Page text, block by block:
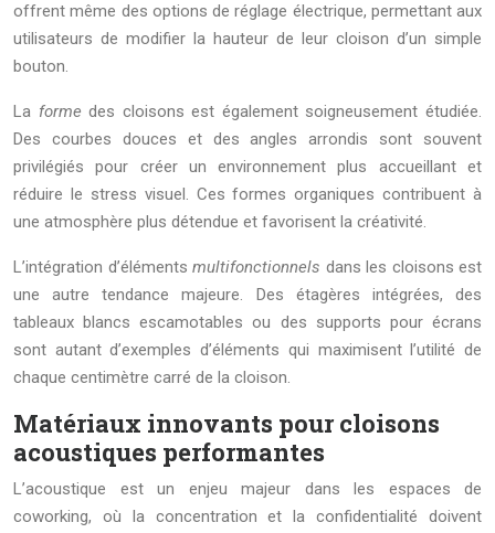
offrent même des options de réglage électrique, permettant aux
utilisateurs de modifier la hauteur de leur cloison d’un simple
bouton.
La formedes cloisons est également soigneusement étudiée.
Des courbes douces et des angles arrondis sont souvent
privilégiés pour créer un environnement plus accueillant et
réduire le stress visuel. Ces formes organiques contribuent à
une atmosphère plus détendue et favorisent la créativité.
L’intégration d’éléments multifonctionnels dans les cloisons est
une autre tendance majeure. Des étagères intégrées, des
tableaux blancs escamotables ou des supports pour écrans
sont autant d’exemples d’éléments qui maximisent l’utilité de
chaque centimètre carré de la cloison.
Matériaux innovants pour cloisons
acoustiques performantes
L’acoustique est un enjeu majeur dans les espaces de
coworking, où la concentration et la confidentialité doivent